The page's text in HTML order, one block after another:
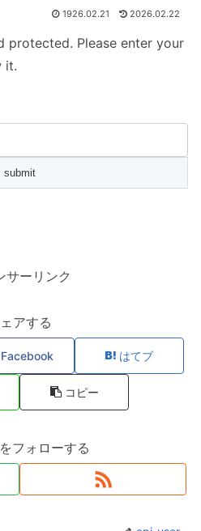
1926.02.21 2026.02.22
protected. Please enter your
it.
サーリンク
アする
Facebook はてブ
コピー
フォローする